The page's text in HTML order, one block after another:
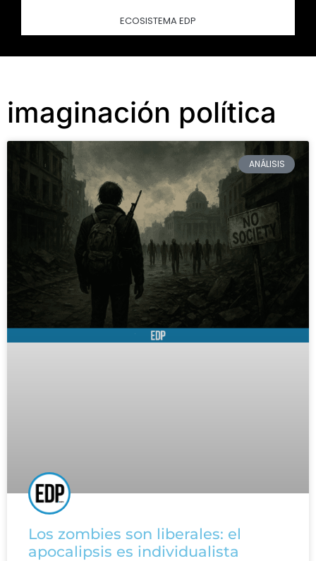
ECOSISTEMA EDP
imaginación política
ANÁLISIS
Los zombies son liberales: el
apocalipsis es individualista